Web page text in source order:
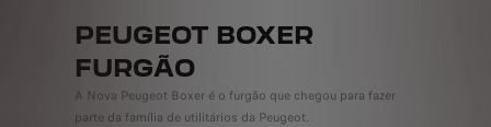
PEUGEOT BOXER
FURGÃO
A Nova Peugeot Boxer é o furgão que chegou para fazer
parte da família de utilitários da Peugeot.